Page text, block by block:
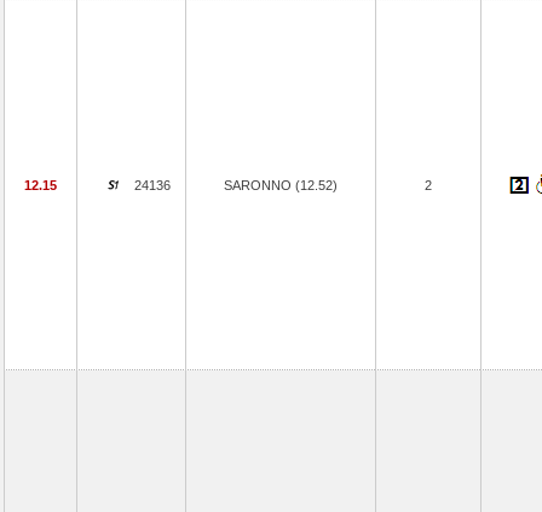
12.15 24136 SARONNO (12.52) 2